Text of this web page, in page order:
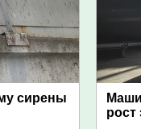
сирены
рост